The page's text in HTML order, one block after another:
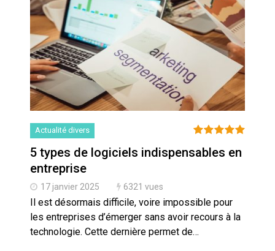
Actualité divers
5 types de logiciels indispensables en
entreprise
17 janvier 2025 6321 vues
Il est désormais difficile, voire impossible pour
les entreprises d’émerger sans avoir recours à la
technologie. Cette dernière permet de…